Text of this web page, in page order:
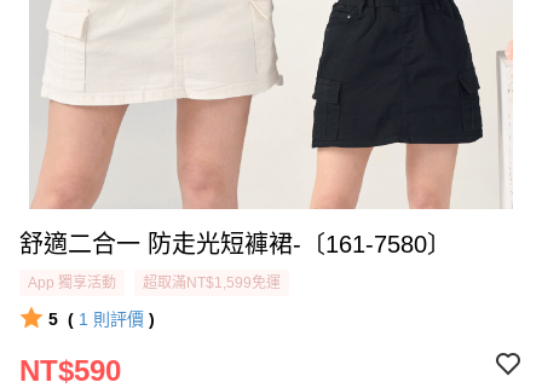
舒適二合一 防走光短褲裙-〔161-7580〕
App 獨享活動 超取滿NT$1,599免運
5 ( 1 則評價 )
NT$590